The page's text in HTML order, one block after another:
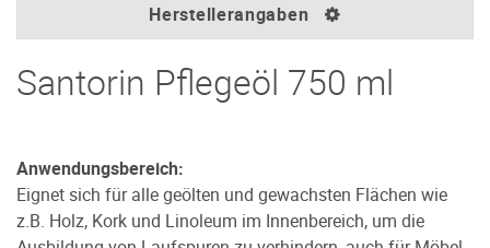
Herstellerangaben
Santorin Pflegeöl 750 ml
Anwendungsbereich:
Eignet sich für alle geölten und gewachsten Flächen wie
z.B. Holz, Kork und Linoleum im Innenbereich, um die